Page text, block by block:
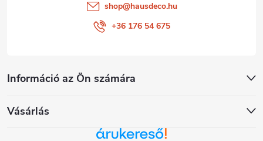
Információ az Ön számára
Vásárlás
shop@hausdeco.hu
+36 176 54 675